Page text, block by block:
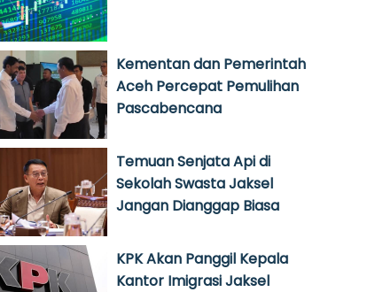
Kementan dan Pemerintah
Aceh Percepat Pemulihan
Pascabencana
Temuan Senjata Api di
Sekolah Swasta Jaksel
Jangan Dianggap Biasa
KPK Akan Panggil Kepala
Kantor Imigrasi Jaksel